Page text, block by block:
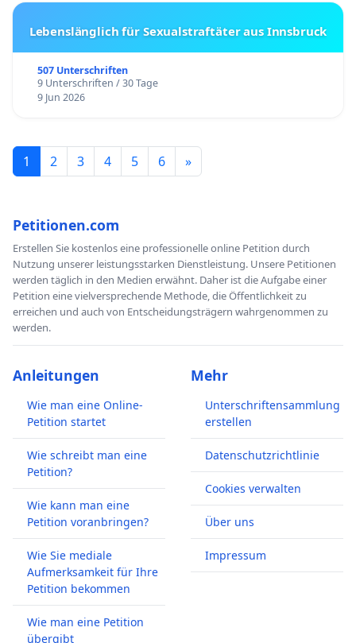
Lebenslänglich für Sexualstraftäter aus Innsbruck
507 Unterschriften
9 Unterschriften / 30 Tage
9 Jun 2026
1 2 3 4 5 6 »
Petitionen.com
Erstellen Sie kostenlos eine professionelle online Petition durch
Nutzung unserer leistungsstarken Dienstleistung. Unsere Petitionen
werden täglich in den Medien erwähnt. Daher ist die Aufgabe einer
Petition eine vielversprechende Methode, die Öffentlichkeit zu
erreichen und auch von Entscheidungsträgern wahrgenommen zu
werden.
Anleitungen
Wie man eine Online-
Petition startet
Wie schreibt man eine
Petition?
Wie kann man eine
Petition voranbringen?
Wie Sie mediale
Aufmerksamkeit für Ihre
Petition bekommen
Wie man eine Petition
übergibt
Mehr
Unterschriftensammlung
erstellen
Datenschutzrichtlinie
Cookies verwalten
Über uns
Impressum